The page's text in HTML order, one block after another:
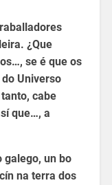
¿Que
se é que os
Universo
cabe
que…, a
galego, un bo
na terra dos